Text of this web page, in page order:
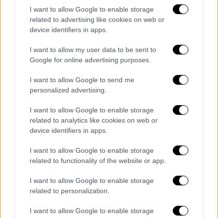
I want to allow Google to enable storage
related to advertising like cookies on web or
device identifiers in apps.
I want to allow my user data to be sent to
Google for online advertising purposes.
I want to allow Google to send me
personalized advertising.
I want to allow Google to enable storage
related to analytics like cookies on web or
device identifiers in apps.
I want to allow Google to enable storage
related to functionality of the website or app.
I want to allow Google to enable storage
related to personalization.
I want to allow Google to enable storage
παραμένει το βασικό πρόβλημα των
νοικοκυριών, ενώ χαμηλή βαθμολογία στις
δημοσκοπήσεις παίρνουν οι κυβερνητικοί
χειρισμοί σε θέματα της επικαιρότητας
(όπως ο ΟΠΕΚΕΠΕ).
Ανάχωμα στις διαρροές
Από το «γαλάζιο» στρατόπεδο
στόχος είναι
να μπουν αναχώματα στις διαρροές
ψηφοφόρων, κυρίως προς την γκρίζα ζώνη
των αναποφάσιστων. Στην Πειραιώς δεν
περνά άλλωστε απαρατήρητο πως με βάση
τις τελευταίες δημοσκοπήσεις σχεδόν ένας
στους πέντε πολίτες λέει πως δεν έχει
αποφασίσει τι θα ψηφίσει όταν έρθει η ώρα
της κάλπης. Να σημειωθεί πως σύμφωνα με